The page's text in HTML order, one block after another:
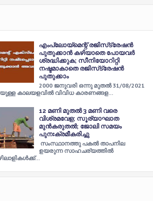
എംപ്ലോയ്‌മെന്റ് രജിസ്‌ട്രേഷന്‍
പുതുക്കാന്‍ കഴിയാതെ പോയവര്‍
ശ്രദ്ധിക്കുക; സീനിയോറിറ്റി
നഷ്ടമാകാതെ രജിസ്‌ട്രേഷന്‍
പുതുക്കാം
2000 ജനുവരി ഒന്നു മുതല്‍ 31/08/2021
കാലയളവില്‍ വിവിധ കാരണങ്ങള…
12 മണി മുതല്‍ 3 മണി വരെ
വിശ്രമവേള; സൂര്യാഘാത
മുന്‍കരുതല്‍; ജോലി സമയം
പുനഃക്രമീകരിച്ചു
സംസ്ഥാനത്തു പകല്‍ താപനില
ഉയരുന്ന സാഹചര്യത്തില്‍